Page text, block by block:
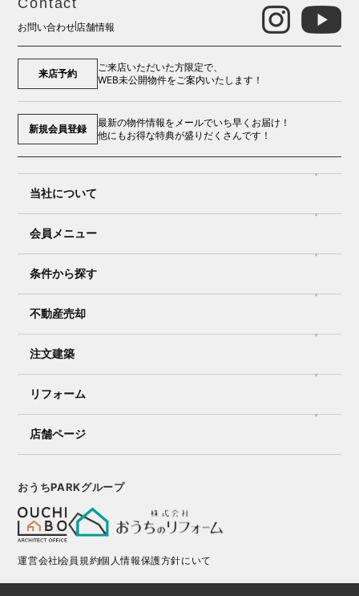
Contact
お問い合わせ店舗情報
来店予約
ご来店いただいた方限定で、
WEB未公開物件をご案内いたします！
新規会員登録
最新の物件情報をメールでいち早くお届け！
他にもお得な特典が盛りだくさんです！
当社について
会員メニュー
条件から探す
不動産売却
注文建築
リフォーム
店舗ページ
おうちPARKグループ
運営会社会員規約個人情報保護方針にいて